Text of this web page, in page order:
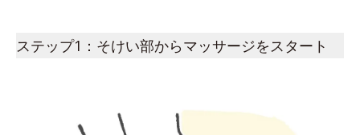
ステップ1：そけい部からマッサージをスタート